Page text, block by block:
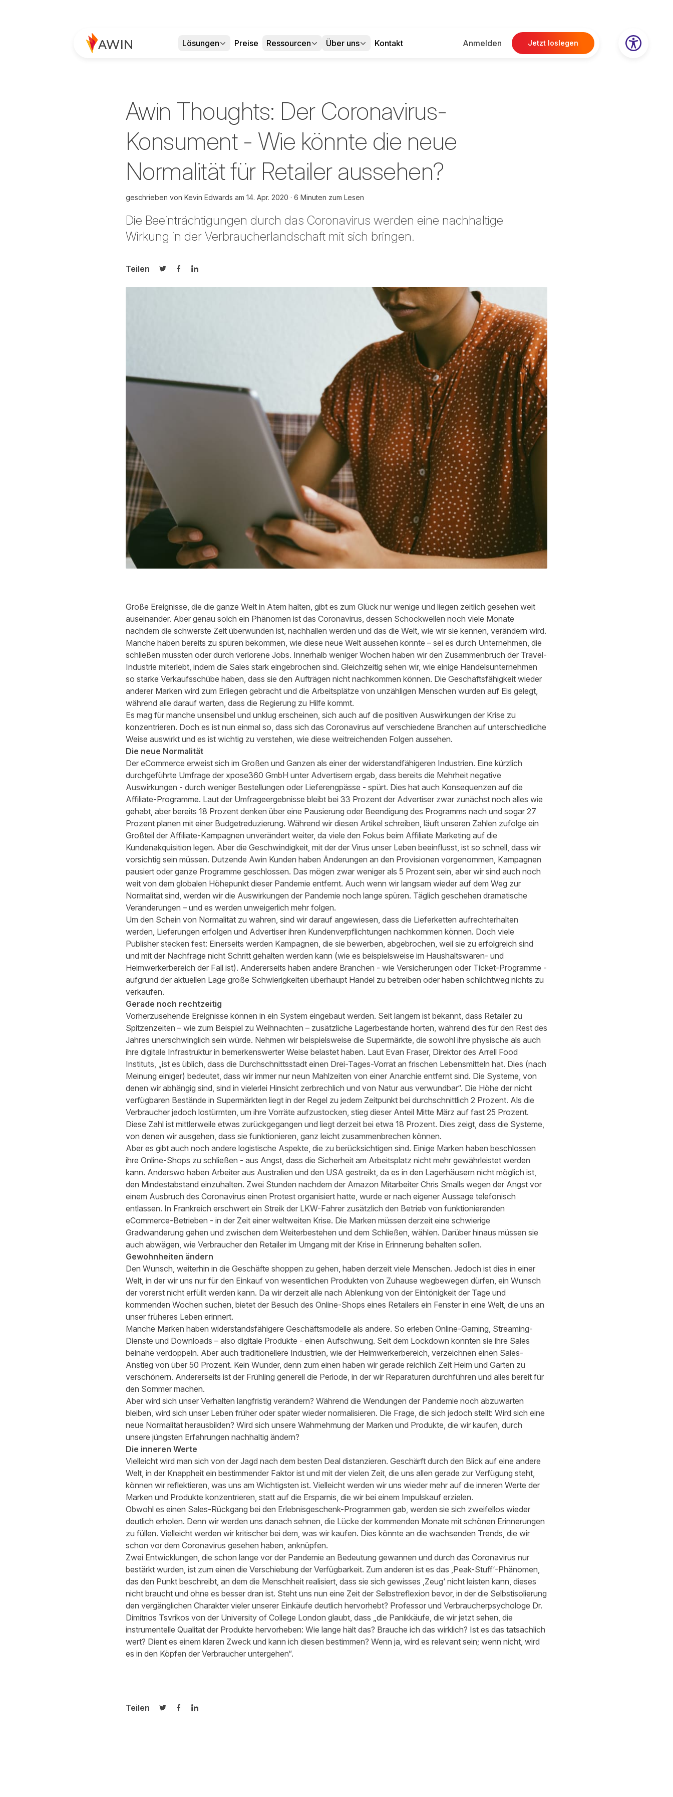
Lösungen Preise Ressourcen Über uns Kontakt Anmelden Jetzt loslegen
Awin Thoughts: Der Coronavirus-
Konsument - Wie könnte die neue
Normalität für Retailer aussehen?
geschrieben von Kevin Edwards am 14. Apr. 2020 6 Minuten zum Lesen
Die Beeinträchtigungen durch das Coronavirus werden eine nachhaltige
Wirkung in der Verbraucherlandschaft mit sich bringen.
Teilen
Auf Twitter teilen
Auf Facebook teilen
Auf LinkedIn teilen
Große Ereignisse, die die ganze Welt in Atem halten, gibt es zum Glück nur wenige und liegen zeitlich gesehen weit
auseinander. Aber genau solch ein Phänomen ist das Coronavirus, dessen Schockwellen noch viele Monate
nachdem die schwerste Zeit überwunden ist, nachhallen werden und das die Welt, wie wir sie kennen, verändern wird.
Manche haben bereits zu spüren bekommen, wie diese neue Welt aussehen könnte – sei es durch Unternehmen, die
schließen mussten oder durch verlorene Jobs. Innerhalb weniger Wochen haben wir den Zusammenbruch der Travel-
Industrie miterlebt, indem die Sales stark eingebrochen sind. Gleichzeitig sehen wir, wie einige Handelsunternehmen
so starke Verkaufsschübe haben, dass sie den Aufträgen nicht nachkommen können. Die Geschäftsfähigkeit wieder
anderer Marken wird zum Erliegen gebracht und die Arbeitsplätze von unzähligen Menschen wurden auf Eis gelegt,
während alle darauf warten, dass die Regierung zu Hilfe kommt.
Es mag für manche unsensibel und unklug erscheinen, sich auch auf die positiven Auswirkungen der Krise zu
konzentrieren. Doch es ist nun einmal so, dass sich das Coronavirus auf verschiedene Branchen auf unterschiedliche
Weise auswirkt und es ist wichtig zu verstehen, wie diese weitreichenden Folgen aussehen.
Die neue Normalität
Der eCommerce erweist sich im Großen und Ganzen als einer der widerstandfähigeren Industrien. Eine kürzlich
durchgeführte Umfrage der xpose360 GmbH unter Advertisern ergab, dass bereits die Mehrheit negative
Auswirkungen - durch weniger Bestellungen oder Lieferengpässe - spürt. Dies hat auch Konsequenzen auf die
Affiliate-Programme. Laut der Umfrageergebnisse bleibt bei 33 Prozent der Advertiser zwar zunächst noch alles wie
gehabt, aber bereits 18 Prozent denken über eine Pausierung oder Beendigung des Programms nach und sogar 27
Prozent planen mit einer Budgetreduzierung. Während wir diesen Artikel schreiben, läuft unseren Zahlen zufolge ein
Großteil der Affiliate-Kampagnen unverändert weiter, da viele den Fokus beim Affiliate Marketing auf die
Kundenakquisition legen. Aber die Geschwindigkeit, mit der der Virus unser Leben beeinflusst, ist so schnell, dass wir
vorsichtig sein müssen. Dutzende Awin Kunden haben Änderungen an den Provisionen vorgenommen, Kampagnen
pausiert oder ganze Programme geschlossen. Das mögen zwar weniger als 5 Prozent sein, aber wir sind auch noch
weit von dem globalen Höhepunkt dieser Pandemie entfernt. Auch wenn wir langsam wieder auf dem Weg zur
Normalität sind, werden wir die Auswirkungen der Pandemie noch lange spüren. Täglich geschehen dramatische
Veränderungen – und es werden unweigerlich mehr folgen.
Um den Schein von Normalität zu wahren, sind wir darauf angewiesen, dass die Lieferketten aufrechterhalten
werden, Lieferungen erfolgen und Advertiser ihren Kundenverpflichtungen nachkommen können. Doch viele
Publisher stecken fest: Einerseits werden Kampagnen, die sie bewerben, abgebrochen, weil sie zu erfolgreich sind
und mit der Nachfrage nicht Schritt gehalten werden kann (wie es beispielsweise im Haushaltswaren- und
Heimwerkerbereich der Fall ist). Andererseits haben andere Branchen - wie Versicherungen oder Ticket-Programme -
aufgrund der aktuellen Lage große Schwierigkeiten überhaupt Handel zu betreiben oder haben schlichtweg nichts zu
verkaufen.
Gerade noch rechtzeitig
Vorherzusehende Ereignisse können in ein System eingebaut werden. Seit langem ist bekannt, dass Retailer zu
Spitzenzeiten – wie zum Beispiel zu Weihnachten – zusätzliche Lagerbestände horten, während dies für den Rest des
Jahres unerschwinglich sein würde. Nehmen wir beispielsweise die Supermärkte, die sowohl ihre physische als auch
ihre digitale Infrastruktur in bemerkenswerter Weise belastet haben. Laut Evan Fraser, Direktor des Arrell Food
Instituts, „ist es üblich, dass die Durchschnittsstadt einen Drei-Tages-Vorrat an frischen Lebensmitteln hat. Dies (nach
Meinung einiger) bedeutet, dass wir immer nur neun Mahlzeiten von einer Anarchie entfernt sind. Die Systeme, von
denen wir abhängig sind, sind in vielerlei Hinsicht zerbrechlich und von Natur aus verwundbar“. Die Höhe der nicht
verfügbaren Bestände in Supermärkten liegt in der Regel zu jedem Zeitpunkt bei durchschnittlich 2 Prozent. Als die
Verbraucher jedoch lostürmten, um ihre Vorräte aufzustocken, stieg dieser Anteil Mitte März auf fast 25 Prozent.
Diese Zahl ist mittlerweile etwas zurückgegangen und liegt derzeit bei etwa 18 Prozent. Dies zeigt, dass die Systeme,
von denen wir ausgehen, dass sie funktionieren, ganz leicht zusammenbrechen können.
Aber es gibt auch noch andere logistische Aspekte, die zu berücksichtigen sind. Einige Marken haben beschlossen
ihre Online-Shops zu schließen - aus Angst, dass die Sicherheit am Arbeitsplatz nicht mehr gewährleistet werden
kann. Anderswo haben Arbeiter aus Australien und den USA gestreikt, da es in den Lagerhäusern nicht möglich ist,
den Mindestabstand einzuhalten. Zwei Stunden nachdem der Amazon Mitarbeiter Chris Smalls wegen der Angst vor
einem Ausbruch des Coronavirus einen Protest organisiert hatte, wurde er nach eigener Aussage telefonisch
entlassen. In Frankreich erschwert ein Streik der LKW-Fahrer zusätzlich den Betrieb von funktionierenden
eCommerce-Betrieben - in der Zeit einer weltweiten Krise. Die Marken müssen derzeit eine schwierige
Gradwanderung gehen und zwischen dem Weiterbestehen und dem Schließen, wählen. Darüber hinaus müssen sie
auch abwägen, wie Verbraucher den Retailer im Umgang mit der Krise in Erinnerung behalten sollen.
Gewohnheiten ändern
Den Wunsch, weiterhin in die Geschäfte shoppen zu gehen, haben derzeit viele Menschen. Jedoch ist dies in einer
Welt, in der wir uns nur für den Einkauf von wesentlichen Produkten von Zuhause wegbewegen dürfen, ein Wunsch
der vorerst nicht erfüllt werden kann. Da wir derzeit alle nach Ablenkung von der Eintönigkeit der Tage und
kommenden Wochen suchen, bietet der Besuch des Online-Shops eines Retailers ein Fenster in eine Welt, die uns an
unser früheres Leben erinnert.
Manche Marken haben widerstandsfähigere Geschäftsmodelle als andere. So erleben Online-Gaming, Streaming-
Dienste und Downloads – also digitale Produkte - einen Aufschwung. Seit dem Lockdown konnten sie ihre Sales
beinahe verdoppeln. Aber auch traditionellere Industrien, wie der Heimwerkerbereich, verzeichnen einen Sales-
Anstieg von über 50 Prozent. Kein Wunder, denn zum einen haben wir gerade reichlich Zeit Heim und Garten zu
verschönern. Andererseits ist der Frühling generell die Periode, in der wir Reparaturen durchführen und alles bereit für
den Sommer machen.
Aber wird sich unser Verhalten langfristig verändern? Während die Wendungen der Pandemie noch abzuwarten
bleiben, wird sich unser Leben früher oder später wieder normalisieren. Die Frage, die sich jedoch stellt: Wird sich eine
neue Normalität herausbilden? Wird sich unsere Wahrnehmung der Marken und Produkte, die wir kaufen, durch
unsere jüngsten Erfahrungen nachhaltig ändern?
Die inneren Werte
Vielleicht wird man sich von der Jagd nach dem besten Deal distanzieren. Geschärft durch den Blick auf eine andere
Welt, in der Knappheit ein bestimmender Faktor ist und mit der vielen Zeit, die uns allen gerade zur Verfügung steht,
können wir reflektieren, was uns am Wichtigsten ist. Vielleicht werden wir uns wieder mehr auf die inneren Werte der
Marken und Produkte konzentrieren, statt auf die Ersparnis, die wir bei einem Impulskauf erzielen.
Obwohl es einen Sales-Rückgang bei den Erlebnisgeschenk-Programmen gab, werden sie sich zweifellos wieder
deutlich erholen. Denn wir werden uns danach sehnen, die Lücke der kommenden Monate mit schönen Erinnerungen
zu füllen. Vielleicht werden wir kritischer bei dem, was wir kaufen. Dies könnte an die wachsenden Trends, die wir
schon vor dem Coronavirus gesehen haben, anknüpfen.
Zwei Entwicklungen, die schon lange vor der Pandemie an Bedeutung gewannen und durch das Coronavirus nur
bestärkt wurden, ist zum einen die Verschiebung der Verfügbarkeit. Zum anderen ist es das ‚Peak-Stuff‘-Phänomen,
das den Punkt beschreibt, an dem die Menschheit realisiert, dass sie sich gewisses ‚Zeug‘ nicht leisten kann, dieses
nicht braucht und ohne es besser dran ist. Steht uns nun eine Zeit der Selbstreflexion bevor, in der die Selbstisolierung
den vergänglichen Charakter vieler unserer Einkäufe deutlich hervorhebt? Professor und Verbraucherpsychologe Dr.
Dimitrios Tsvrikos von der University of College London glaubt, dass „die Panikkäufe, die wir jetzt sehen, die
instrumentelle Qualität der Produkte hervorheben: Wie lange hält das? Brauche ich das wirklich? Ist es das tatsächlich
wert? Dient es einem klaren Zweck und kann ich diesen bestimmen? Wenn ja, wird es relevant sein; wenn nicht, wird
es in den Köpfen der Verbraucher untergehen“.
Teilen
Auf Twitter teilen
Auf Facebook teilen
Auf LinkedIn teilen